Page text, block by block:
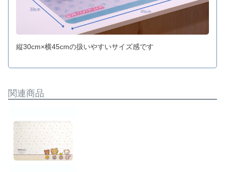
縦30cm×横45cmの扱いやすいサイズ感です
関連商品